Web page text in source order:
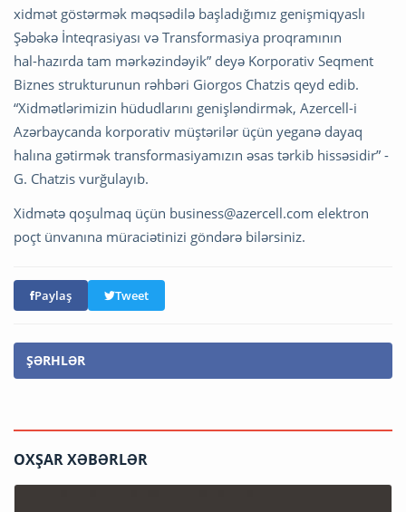
xidmət göstərmək məqsədilə başladığımız genişmiqyaslı
Şəbəkə İnteqrasiyası və Transformasiya proqramının
hal-hazırda tam mərkəzindəyik” deyə Korporativ Seqment
Biznes strukturunun rəhbəri Giorgos Chatzis qeyd edib.
“Xidmətlərimizin hüdudlarını genişləndirmək, Azercell-i
Azərbaycanda korporativ müştərilər üçün yeganə dayaq
halına gətirmək transformasiyamızın əsas tərkib hissəsidir” -
G. Chatzis vurğulayıb.
Xidmətə qoşulmaq üçün business@azercell.com elektron
poçt ünvanına müraciətinizi göndərə bilərsiniz.
Paylaş Tweet
ŞƏRHLƏR
OXŞAR XƏBƏRLƏR